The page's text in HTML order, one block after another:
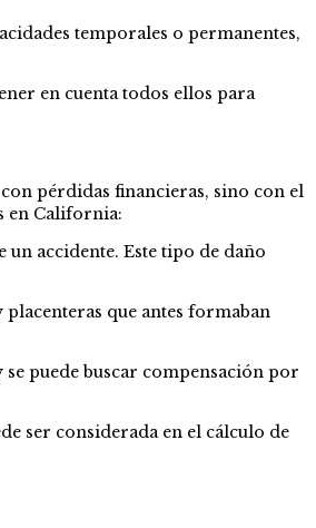
temporales o permanentes,
en cuenta todos ellos para
pérdidas financieras, sino con el
en California:
accidente. Este tipo de daño
que antes formaban
puede buscar compensación por
ser considerada en el cálculo de